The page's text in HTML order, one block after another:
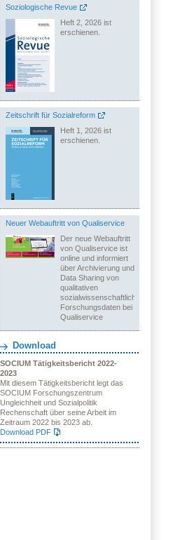
Soziologische Revue
Heft 2, 2026 ist
erschienen.
Zeitschrift für Sozialreform
Heft 1, 2026 ist
erschienen.
Neuer Webauftritt von Qualiservice
Der neue Webauftritt
von Qualiservice ist
online und informiert
über Archivierung und
Data Sharing von
qualitativen
sozialwissenschaftlichen
Forschungsdaten bei
Qualiservice
Download
SOCIUM Tätigkeitsbericht 2022-
2023
Mit diesem Tätigkeitsbericht legt das
SOCIUM Forschungszentrum
Ungleichheit und Sozialpolitik
Rechenschaft über seine Arbeit im
Zeitraum 2022 bis 2023 ab.
Download PDF